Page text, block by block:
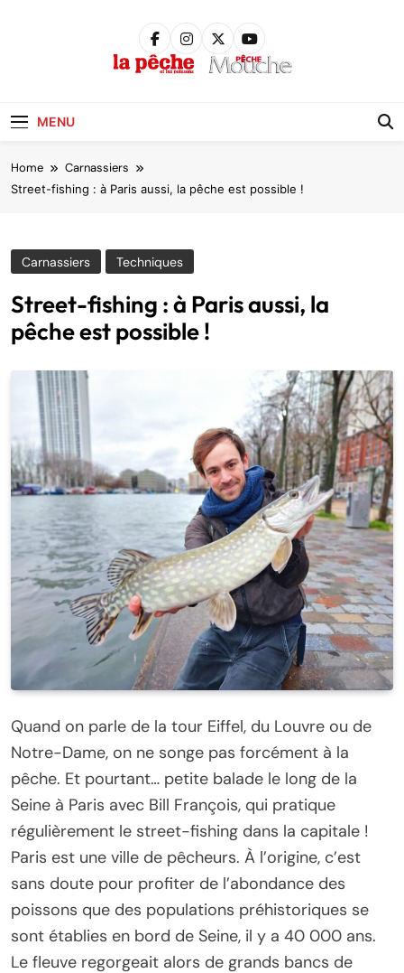
MENU
Home Carnassiers
Street-fishing : à Paris aussi, la pêche est possible !
Carnassiers Techniques
Street-fishing : à Paris aussi, la
pêche est possible !
Quand on parle de la tour Eiffel, du Louvre ou de
Notre-Dame, on ne songe pas forcément à la
pêche. Et pourtant… petite balade le long de la
Seine à Paris avec Bill François, qui pratique
régulièrement le street-fishing dans la capitale !
Paris est une ville de pêcheurs. À l’origine, c’est
sans doute pour profiter de l’abondance des
poissons que des populations préhistoriques se
sont établies en bord de Seine, il y a 40 000 ans.
Le fleuve regorgeait alors de grands bancs de